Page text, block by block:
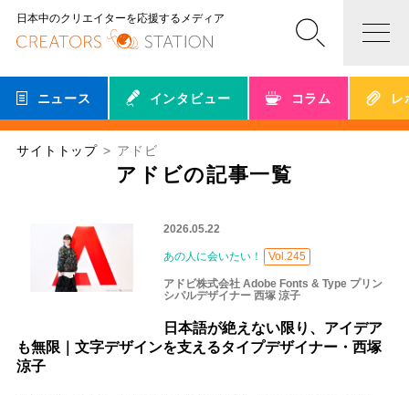
日本中のクリエイターを応援するメディア
ニュース インタビュー コラム レ
サイトトップ アドビ
アドビの記事一覧
2026.05.22
あの人に会いたい！ Vol.245
アドビ株式会社 Adobe Fonts & Type プリン
シパルデザイナー 西塚 涼子
日本語が絶えない限り、アイデア
も無限｜文字デザインを支えるタイプデザイナー・西塚
涼子